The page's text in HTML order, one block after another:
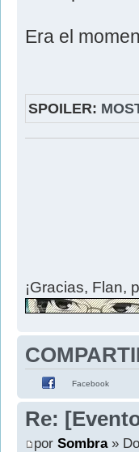
Era el
SPOILER:
¡Gracias, Flan,
Facebook
Re:
por Sombra»